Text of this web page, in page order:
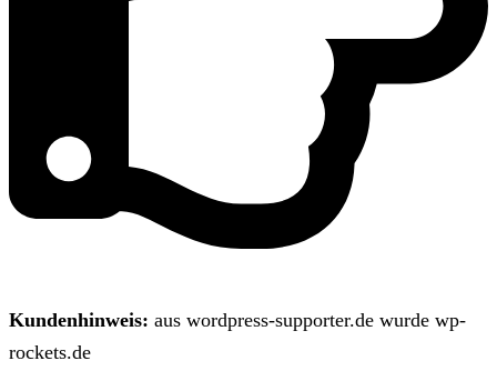
Kundenhinweis: aus wordpress-supporter.de wurde wp-
rockets.de